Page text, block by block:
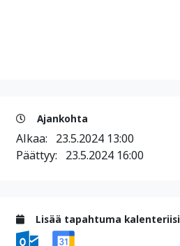
Ajankohta
Alkaa: 23.5.2024 13:00
Päättyy: 23.5.2024 16:00
Lisää tapahtuma kalenteriisi